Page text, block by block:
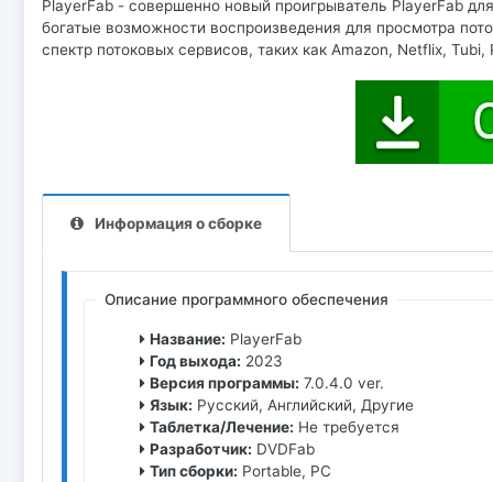
PlayerFab - совершенно новый проигрыватель PlayerFab
богатые возможности воспроизведения для просмотра
спектр потоковых сервисов, таких как Amazon, Netflix, Tubi,
Информация о сборке
Описание программного обеспечения
Название: PlayerFab
Год выхода: 2023
Версия программы: 7.0.4.0 ver.
Язык: Русский, Английский, Другие
Таблетка/Лечение: Не требуется
Разработчик: DVDFab
Тип сборки: Portable, PC